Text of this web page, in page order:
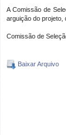
A Comissão de
arguição do projeto,
Comissão de
Baixar Arquivo